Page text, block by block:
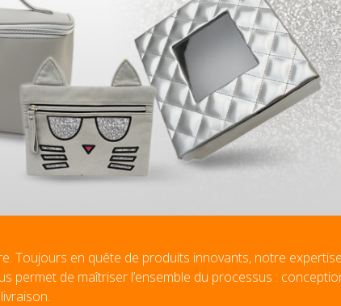
Toujours en quête de produits innovants, notre
permet de maîtriser l’ensemble du processus :